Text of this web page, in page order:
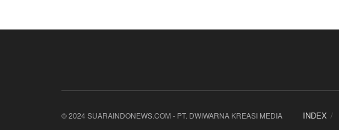
INDEX
© 2024 SUARAINDONEWS.COM - PT. DWIWARNA KREASI MEDIA